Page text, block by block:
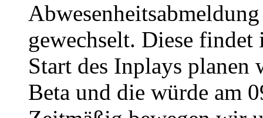
gewechselt. Diese
Start des Inplays
Beta und die würde am